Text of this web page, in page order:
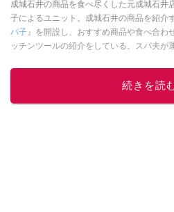
成城石井の商品を食べ尽くした元成城石井
子によるユニット。成城石井の商品を紹介
パ子』を開設し、おすすめ商品や食べ合わ
ッチンツールの紹介をしている。スパ夫
ィープな魅力を発信している。
続きを読